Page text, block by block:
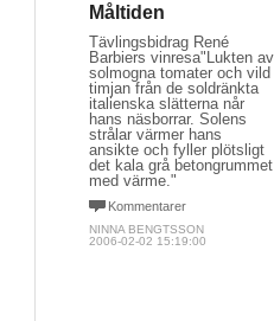
Måltiden
Tävlingsbidrag René
Barbiers vinresa"Lukten av
solmogna tomater och vild
timjan från de soldränkta
italienska slätterna når
hans näsborrar. Solens
strålar värmer hans
ansikte och fyller plötsligt
det kala grå betongrummet
med värme."
Kommentarer
NINNA BENGTSSON
2006-02-02 15:19:00